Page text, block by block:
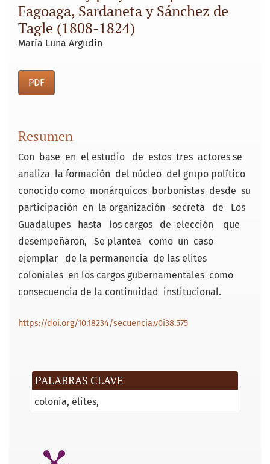
Fagoaga, Sardaneta y Sánchez de
Tagle (1808-1824)
María Luna Argudín
PDF
PALABRAS CLAVE
colonia élites
Resumen
Con base en el estudio de estos tres actores se
analiza la formación del núcleo del grupo político
conocido como monárquicos borbonistas desde su
participación en la organización secreta de Los
Guadalupes hasta los cargos de elección que
desempeñaron, Se plantea como un caso
ejemplar de la permanencia de las elites
coloniales en los cargos gubernamentales como
consecuencia de la continuidad institucional.
https://doi.org/10.18234/secuencia.v0i38.575